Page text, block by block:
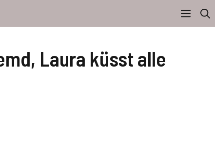
Laura küsst alle